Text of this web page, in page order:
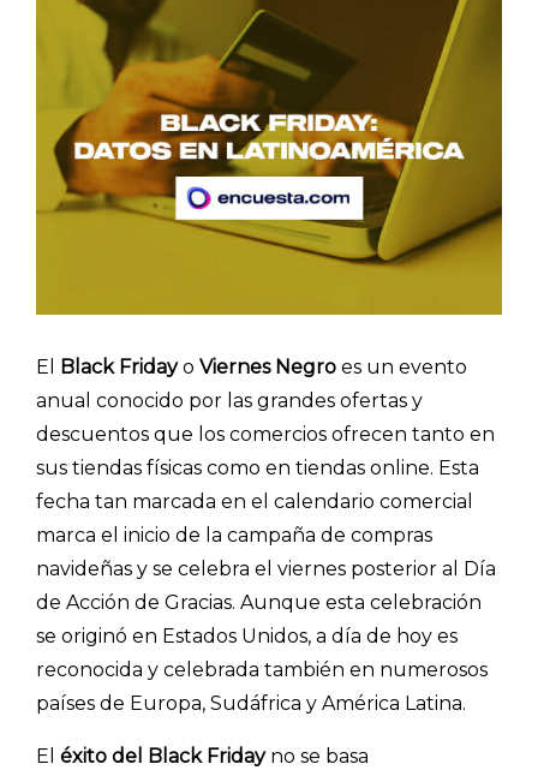
El Black Fridayo Viernes Negro es un evento
anual conocido por las grandes ofertas y
descuentos que los comercios ofrecen tanto en
sus tiendas físicas como en tiendas online. Esta
fecha tan marcada en el calendario comercial
marca el inicio de la campaña de compras
navideñas y se celebra el viernes posterior al Día
de Acción de Gracias. Aunque esta celebración
se originó en Estados Unidos, a día de hoy es
reconocida y celebrada también en numerosos
países de Europa, Sudáfrica y América Latina.
El éxito del Black Fridayno se basa